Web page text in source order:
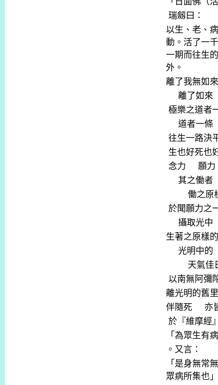
瑞劔曰：
以生、老、
動。活了一
一期而往生
外。
離了我無如來
離了如來
極樂之道者
道者一條
往生一路決
生也好死也
念力
願力
其之働者
働之原
於聞願力之
攝取光中
生著之原樣的
光明中的
天氣佳
以南無阿彌
離光明的舊里
伴隨死
亦
於『維摩經
「為眾生有
。又言：
「是身無常
眾病所集也